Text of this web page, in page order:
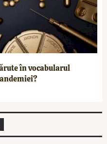
în vocabularul